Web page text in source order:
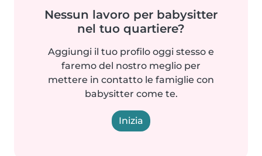
Nessun lavoro per babysitter
nel tuo quartiere?
Aggiungi il tuo profilo oggi stesso e
faremo del nostro meglio per
mettere in contatto le famiglie con
babysitter come te.
Inizia